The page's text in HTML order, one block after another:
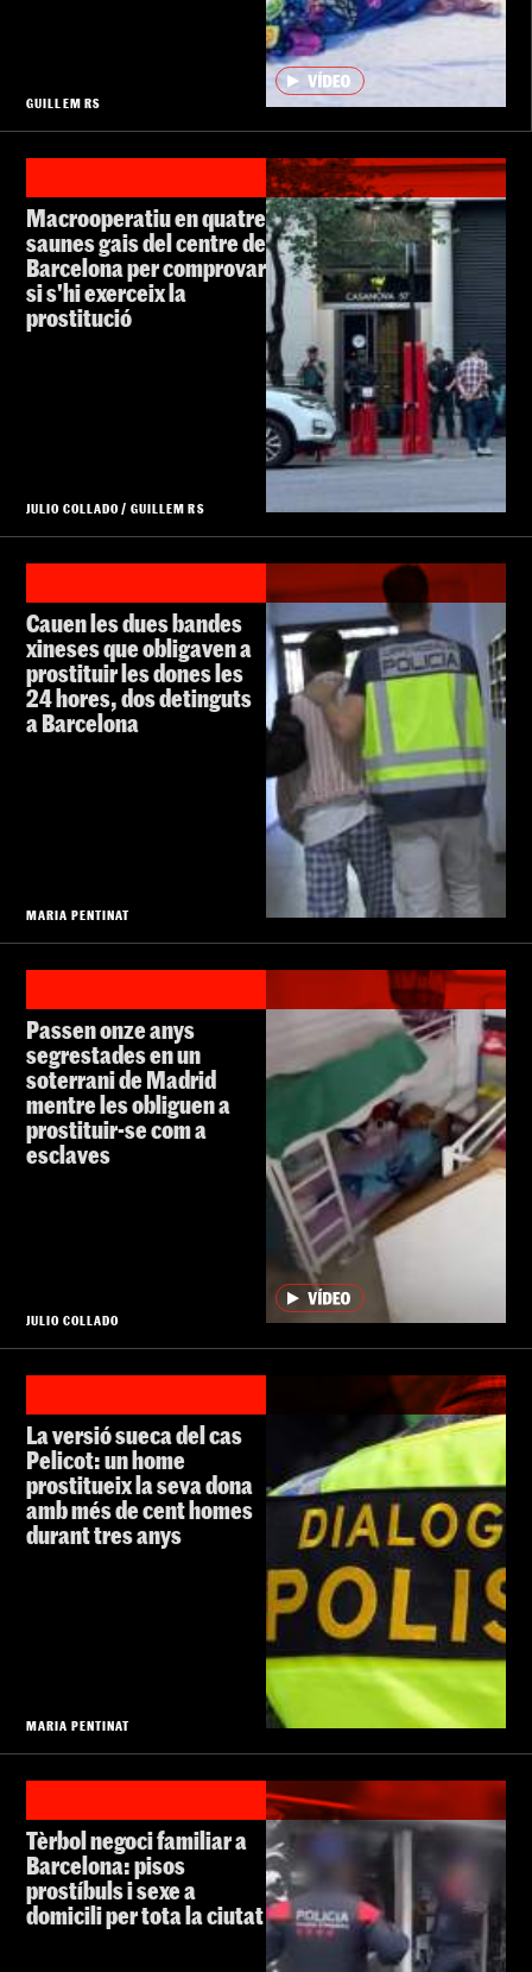
GUILLEM RS
Macrooperatiu en quatre
saunes gais del centre de
Barcelona per comprovar
si s'hi exerceix la
prostitució
JULIO COLLADO/ GUILLEM RS
Cauen les dues bandes
xineses que obligaven a
prostituir les dones les
24 hores, dos detinguts
a Barcelona
MARIA PENTINAT
Passen onze anys
segrestades en un
soterrani de Madrid
mentre les obliguen a
prostituir-se com a
esclaves
JULIO COLLADO
La versió sueca del cas
Pelicot: un home
prostitueix la seva dona
amb més de cent homes
durant tres anys
MARIA PENTINAT
Tèrbol negoci familiar a
Barcelona: pisos
prostíbuls i sexe a
domicili per tota la ciutat